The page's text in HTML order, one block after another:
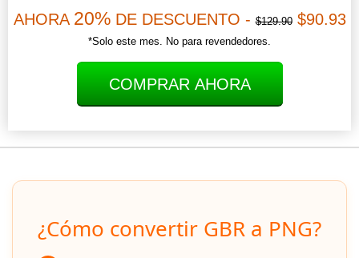
AHORA 20%DE DESCUENTO -$129.90$90.93
*Solo este mes. No para revendedores.
COMPRAR AHORA
¿Cómo convertir GBR a PNG?